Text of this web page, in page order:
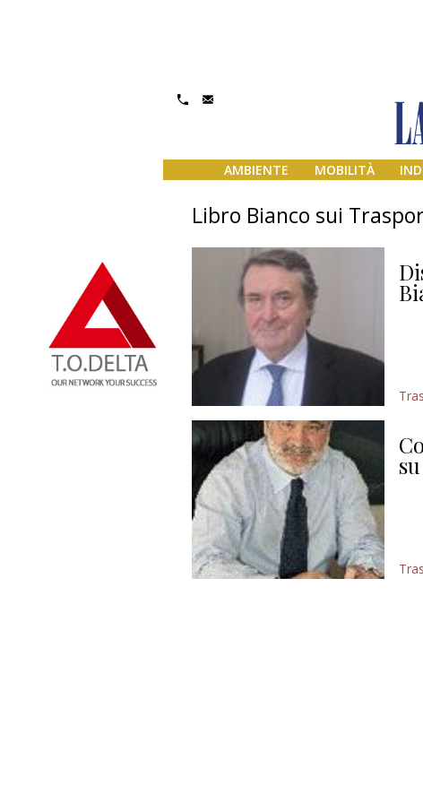
AMBIENTE MOBILITÀ
Libro Bianco sui